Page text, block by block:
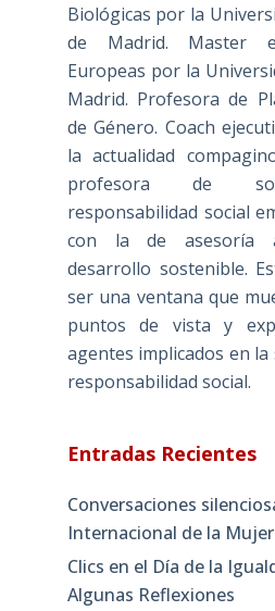
Biológicas por la
de Madrid. Master
Europeas por la
Madrid. Profesora de
de Género. Coach
la actualidad
profesora de
responsabilidad social
con la de asesoría
desarrollo sostenible.
ser una ventana que
puntos de vista y
agentes implicados en
responsabilidad social.
Entradas Recientes
Conversaciones
Internacional de la Mujer
Clics en el Día de la
Algunas Reflexiones